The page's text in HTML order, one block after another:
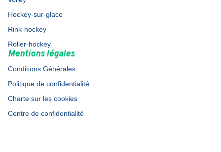
Hockey-sur-glace
Rink-hockey
Roller-hockey
Mentions légales
Conditions Générales
Politique de confidentialité
Charte sur les cookies
Centre de confidentialité